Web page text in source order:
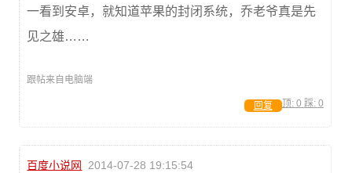
一看到安卓，就知道苹果的封闭系统，乔老爷真是先
见之雄……
跟帖来自电脑端
顶: 0 踩: 0
回复
百度小说网 2014-07-28 19:15:54